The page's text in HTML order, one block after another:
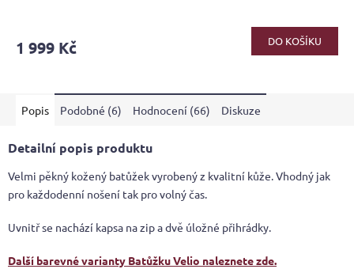
je
hvězdiček.
1 999 Kč DO KOŠÍKU
Popis Podobné (6) Hodnocení (66) Diskuze
Detailní popis produktu
Velmi pěkný kožený batůžek vyrobený z kvalitní kůže. Vhodný jak
pro každodenní nošení tak pro volný čas.
Uvnitř se nachází kapsa na zip a dvě úložné přihrádky.
Další barevné varianty Batůžku Velio naleznete zde.